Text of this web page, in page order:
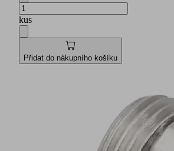
kus
Přidat do nákupního košíku